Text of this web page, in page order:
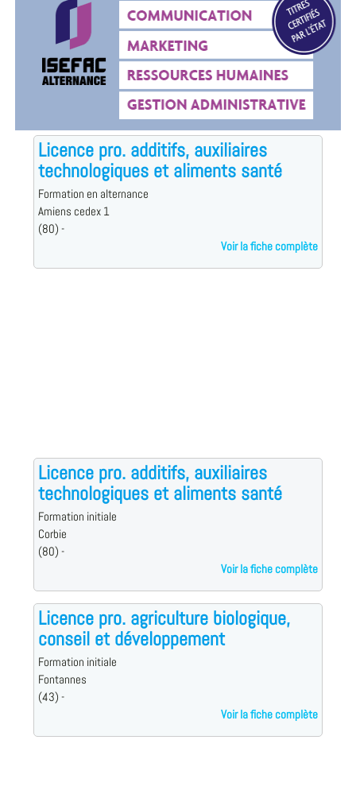
Licence pro. additifs, auxiliaires
technologiques et aliments santé
Formation en alternance
Amiens cedex 1
(80) -
Voir la fiche complète
Licence pro. additifs, auxiliaires
technologiques et aliments santé
Formation initiale
Corbie
(80) -
Voir la fiche complète
Licence pro. agriculture biologique,
conseil et développement
Formation initiale
Fontannes
(43) -
Voir la fiche complète